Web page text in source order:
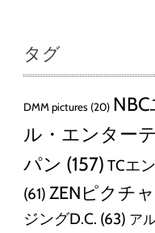
タグ
DMM pictures (20)
ル・エンター
パン (157) TCエ
(61) ZENピクチ
ジングD.C. (63) ア